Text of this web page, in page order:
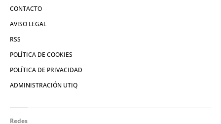
CONTACTO
AVISO LEGAL
RSS
POLÍTICA DE COOKIES
POLÍTICA DE PRIVACIDAD
ADMINISTRACIÓN UTIQ
Redes